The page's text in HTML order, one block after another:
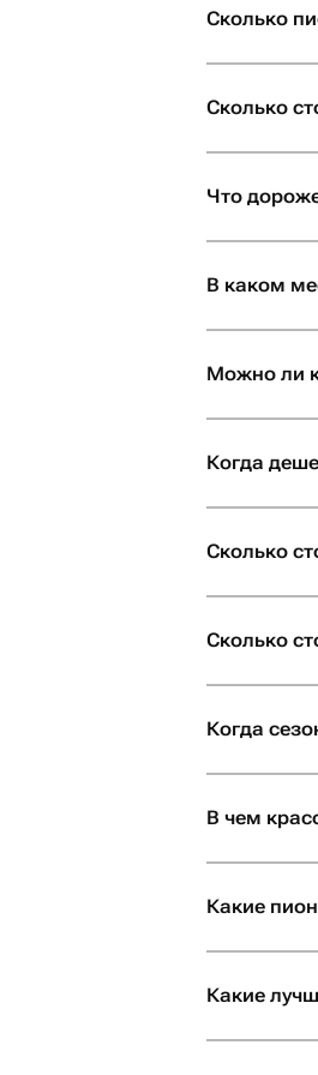
сейчас!
Сколько
Сколько
Что
В каком
Можно ли
Когда
Сколько
Сколько
Когда
В чем
Какие
Какие